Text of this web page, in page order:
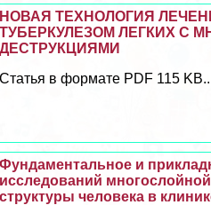
НОВАЯ ТЕХНОЛОГИЯ
ТУБЕРКУЛЕЗОМ ЛЕГКИХ С
ДЕСТРУКЦИЯМИ
Статья в формате PDF 115
Фундаментальное и
исследований
структуры человека в